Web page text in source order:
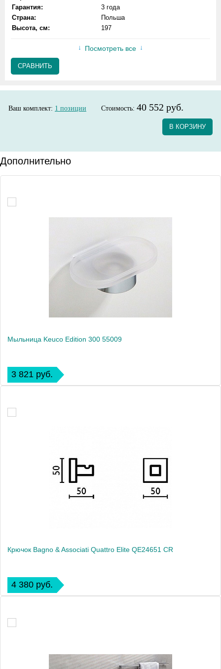
Гарантия:
3 года
Страна:
Польша
Высота, см:
197
Посмотреть все
СРАВНИТЬ
Ваш комплект: 1 позиции Стоимость: 40 552 руб.
В КОРЗИНУ
Дополнительно
Мыльница Keuco Edition 300 55009
3 821 руб.
Крючок Bagno & Associati Quattro Elite QE24651 CR
4 380 руб.